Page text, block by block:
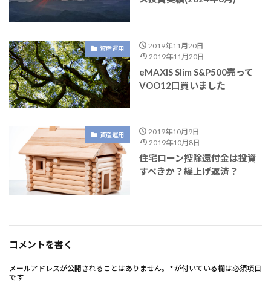
資産運用
2019年11月20日
2019年11月20日
eMAXIS Slim S&P500売って
VOO12口買いました
資産運用
2019年10月9日
2019年10月8日
住宅ローン控除還付金は投資
すべきか？繰上げ返済？
コメントを書く
メールアドレスが公開されることはありません。 *が付いている欄は必須項目
です